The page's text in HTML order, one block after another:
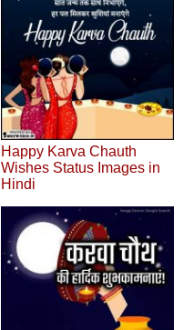
Happy Karva Chauth
Wishes Status Images in
Hindi